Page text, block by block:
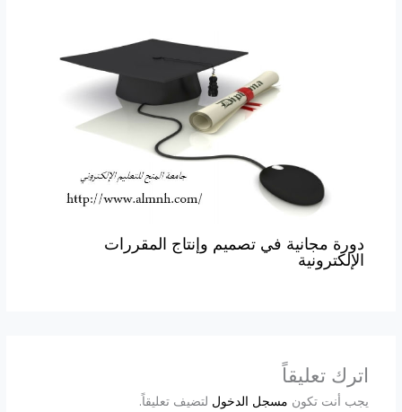
دورة مجانية في تصميم وإنتاج المقررات
الإلكترونية
اترك تعليقاً
يجب أنت تكون مسجل الدخول لتضيف تعليقاً.